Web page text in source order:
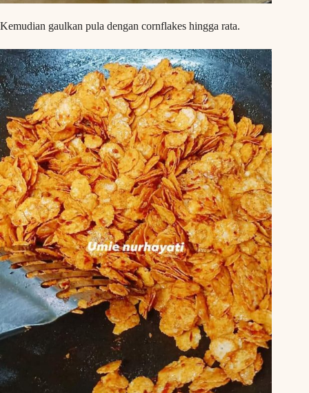
Kemudian gaulkan pula dengan cornflakes hingga rata.